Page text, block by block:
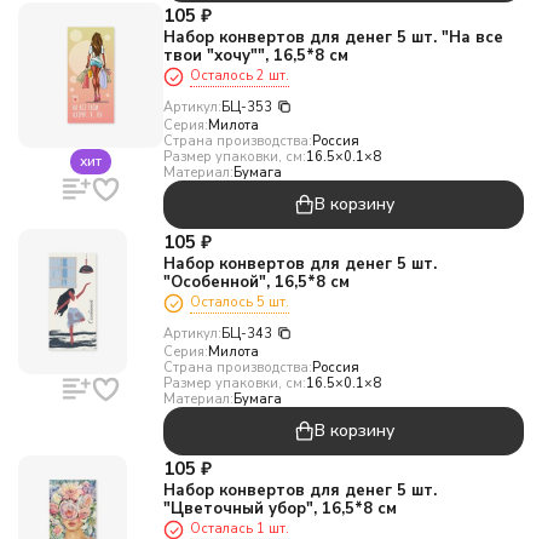
хит
105 ₽
Набор конвертов для денег 5 шт. "На все
твои "хочу"", 16,5*8 см
Осталось 2 шт.
Артикул:БЦ-353
Серия:Милота
Страна производства:Россия
Размер упаковки, см:16.5×0.1×8
Материал:Бумага
В корзину
105 ₽
Набор конвертов для денег 5 шт.
"Особенной", 16,5*8 см
Осталось 5 шт.
Артикул:БЦ-343
Серия:Милота
Страна производства:Россия
Размер упаковки, см:16.5×0.1×8
Материал:Бумага
В корзину
105 ₽
Набор конвертов для денег 5 шт.
"Цветочный убор", 16,5*8 см
Осталась 1 шт.